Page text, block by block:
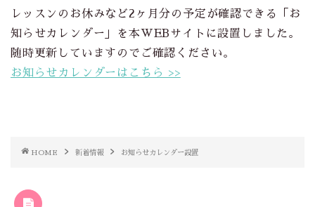
レッスンのお休みなど2ヶ月分の予定が確認できる「お
知らせカレンダー」を本WEBサイトに設置しました。
随時更新していますのでご確認ください。
お知らせカレンダーはこちら >>
HOME 新着情報 お知らせカレンダー設置